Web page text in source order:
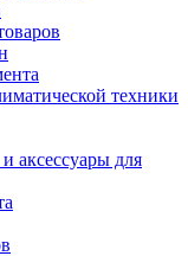
техники
аксессуары для